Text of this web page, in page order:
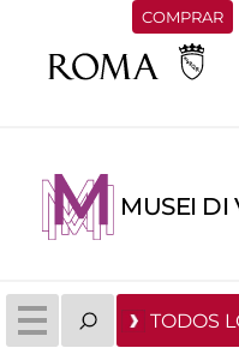
COMPRAR
MUSEI DI
TODOS